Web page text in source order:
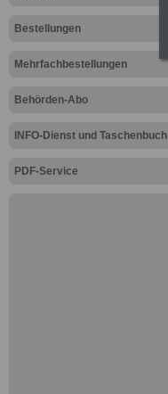
Bestellungen
Mehrfachbestellungen
Behörden-Abo
INFO-Dienst und Taschenbuch
PDF-Service